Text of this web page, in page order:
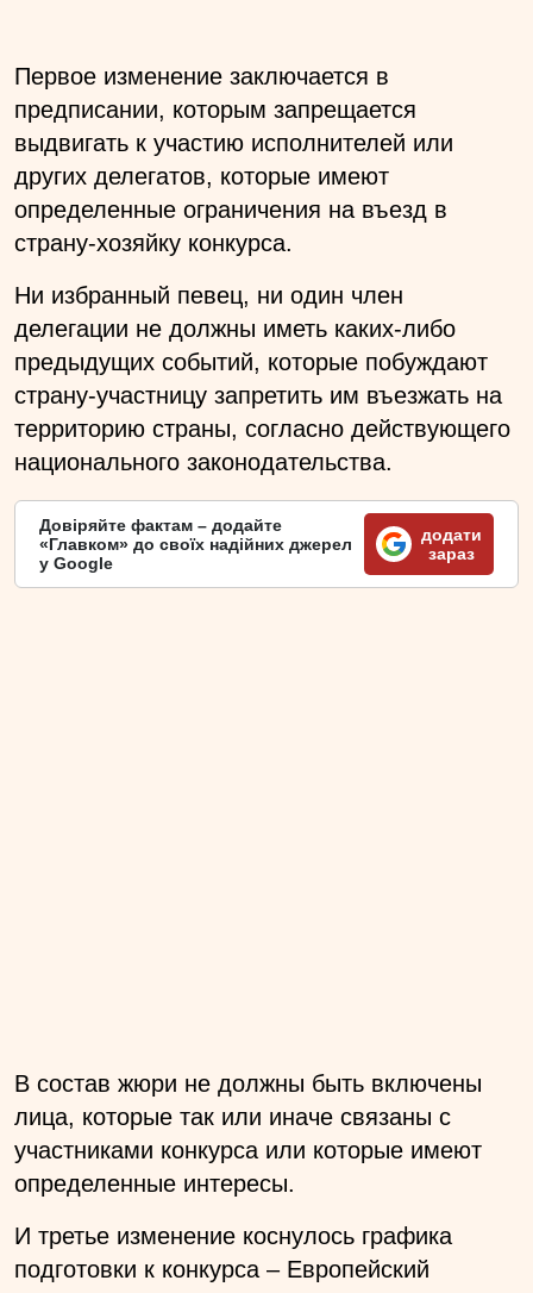
Первое изменение заключается в
предписании, которым запрещается
выдвигать к участию исполнителей или
других делегатов, которые имеют
определенные ограничения на въезд в
страну-хозяйку конкурса.
Ни избранный певец, ни один член
делегации не должны иметь каких-либо
предыдущих событий, которые побуждают
страну-участницу запретить им въезжать на
территорию страны, согласно действующего
национального законодательства.
Довіряйте фактам – додайте
«Главком» до своїх надійних джерел
у Google
додати
зараз
В состав жюри не должны быть включены
лица, которые так или иначе связаны с
участниками конкурса или которые имеют
определенные интересы.
И третье изменение коснулось графика
подготовки к конкурса – Европейский